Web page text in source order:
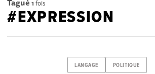
1 fois
#EXPRESSION
LANGAGE POLITIQUE